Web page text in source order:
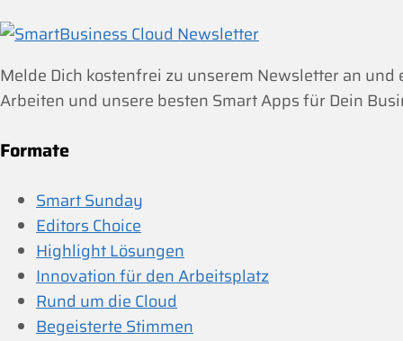
Melde Dich kostenfrei zu unserem Newsletter an
Arbeiten und unsere besten Smart Apps für Dein
Formate
Smart Sunday
Editors Choice
Highlight Lösungen
Innovation für den Arbeitsplatz
Rund um die Cloud
Begeisterte Stimmen